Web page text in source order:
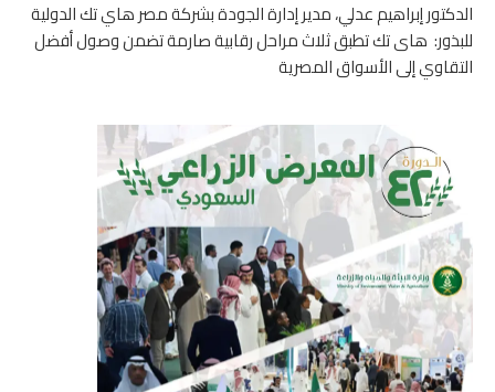
الدكتور إبراهيم عدلي، مدير إدارة الجودة بشركة مصر هاي تك الدولية
للبذور: هاى تك تطبق ثلاث مراحل رقابية صارمة تضمن وصول أفضل
التقاوي إلى الأسواق المصرية